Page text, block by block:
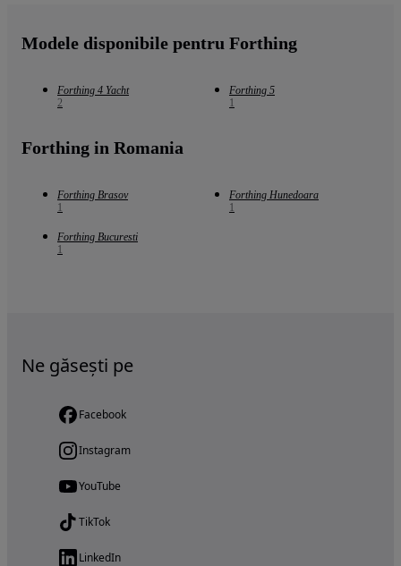
Modele disponibile pentru Forthing
Forthing 4 Yacht
2
Forthing 5
1
Forthing in Romania
Forthing Brasov
1
Forthing Hunedoara
1
Forthing Bucuresti
1
Ne găsești pe
Facebook
Instagram
YouTube
TikTok
LinkedIn